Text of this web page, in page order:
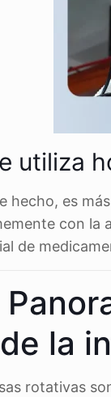
utiliza
hecho, es
con la
de
la
rotativas